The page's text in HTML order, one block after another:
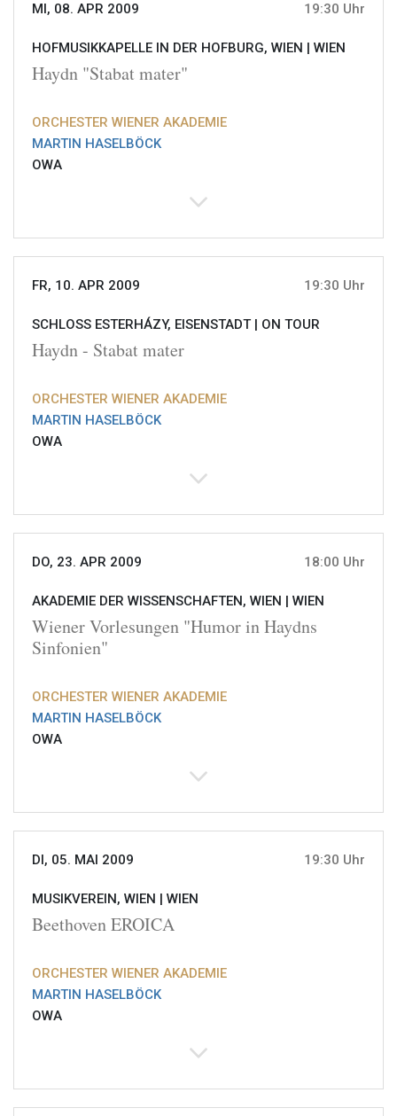
MI, 08. APR 2009 19:30 Uhr
HOFMUSIKKAPELLE IN DER HOFBURG, WIEN | WIEN
Haydn "Stabat mater"
ORCHESTER WIENER AKADEMIE
MARTIN HASELBÖCK
OWA
FR, 10. APR 2009 19:30 Uhr
SCHLOSS ESTERHÁZY, EISENSTADT | ON TOUR
Haydn - Stabat mater
ORCHESTER WIENER AKADEMIE
MARTIN HASELBÖCK
OWA
DO, 23. APR 2009 18:00 Uhr
AKADEMIE DER WISSENSCHAFTEN, WIEN | WIEN
Wiener Vorlesungen "Humor in Haydns
Sinfonien"
ORCHESTER WIENER AKADEMIE
MARTIN HASELBÖCK
OWA
DI, 05. MAI 2009 19:30 Uhr
MUSIKVEREIN, WIEN | WIEN
Beethoven EROICA
ORCHESTER WIENER AKADEMIE
MARTIN HASELBÖCK
OWA